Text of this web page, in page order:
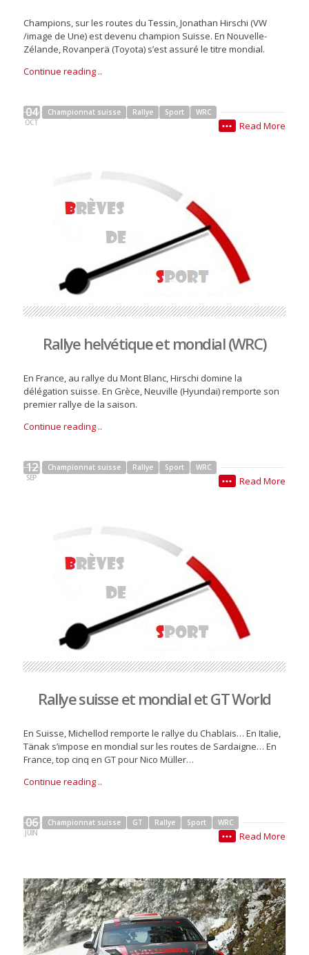
Champions, sur les routes du Tessin, Jonathan Hirschi (VW
/image de Une) est devenu champion Suisse. En Nouvelle-
Zélande, Rovanperä (Toyota) s’est assuré le titre mondial.
Continue reading ..
04
OCT
Championnat suisse Rallye Sport WRC
Read More
•••
Rallye helvétique et mondial (WRC)
En France, au rallye du Mont Blanc, Hirschi domine la
délégation suisse. En Grèce, Neuville (Hyundai) remporte son
premier rallye de la saison.
Continue reading ..
12
SEP
Championnat suisse Rallye Sport WRC
Read More
•••
Rallye suisse et mondial et GT World
En Suisse, Michellod remporte le rallye du Chablais… En Italie,
Tänak s’impose en mondial sur les routes de Sardaigne… En
France, top cinq en GT pour Nico Müller…
Continue reading ..
06
JUIN
Championnat suisse GT Rallye Sport WRC
Read More
•••